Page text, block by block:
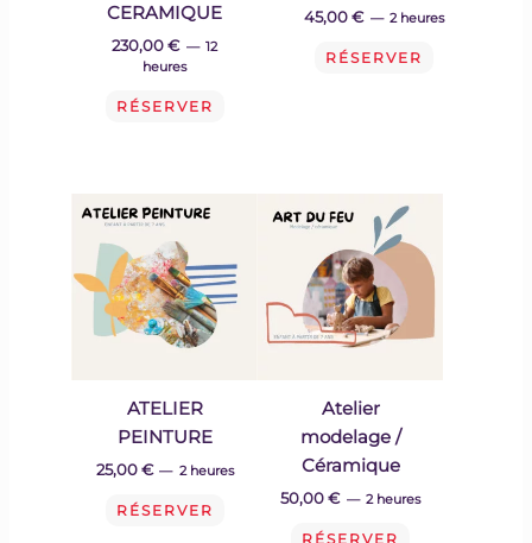
CERAMIQUE
230,00€
12
heures
RÉSERVER
45,00€ 2 heures
RÉSERVER
ATELIER
PEINTURE
25,00€ 2 heures
RÉSERVER
Atelier
modelage /
Céramique
50,00€ 2 heures
RÉSERVER